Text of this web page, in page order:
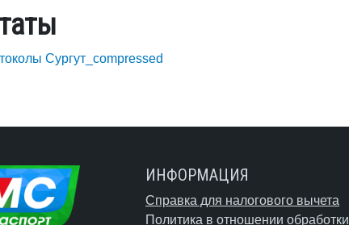
Сургут_compressed
ИНФОРМАЦИЯ
Справка для налогового вычета
Политика в отношении обработки